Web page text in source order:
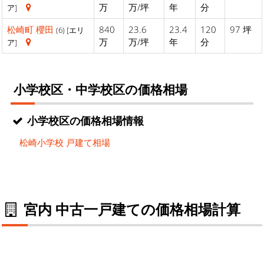
ア]
万
万/坪
年
分
松崎町 櫻田 (6) [エリ
ア]
840
万
23.6
万/坪
23.4
年
120
分
97 坪
小学校区・中学校区の価格相場
小学校区の価格相場情報
松崎小学校 戸建て相場
宮内 中古一戸建ての価格相場計算